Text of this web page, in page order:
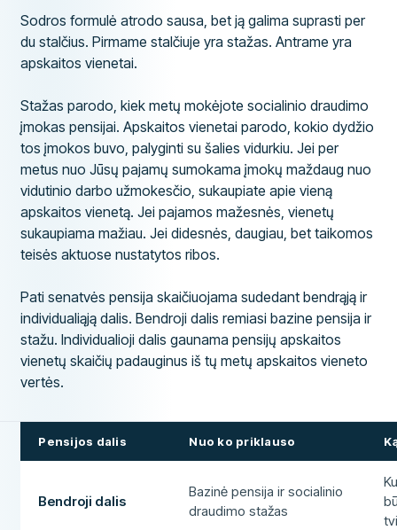
Sodros formulė atrodo sausa, bet ją galima suprasti per
du stalčius. Pirmame stalčiuje yra stažas. Antrame yra
apskaitos vienetai.
Stažas parodo, kiek metų mokėjote socialinio draudimo
įmokas pensijai. Apskaitos vienetai parodo, kokio dydžio
tos įmokos buvo, palyginti su šalies vidurkiu. Jei per
metus nuo Jūsų pajamų sumokama įmokų maždaug nuo
vidutinio darbo užmokesčio, sukaupiate apie vieną
apskaitos vienetą. Jei pajamos mažesnės, vienetų
sukaupiama mažiau. Jei didesnės, daugiau, bet taikomos
teisės aktuose nustatytos ribos.
Pati senatvės pensija skaičiuojama sudedant bendrąją ir
individualiąją dalis. Bendroji dalis remiasi bazine pensija ir
stažu. Individualioji dalis gaunama pensijų apskaitos
vienetų skaičių padauginus iš tų metų apskaitos vieneto
vertės.
Pensijos dalis Nuo ko priklauso
Bendroji dalis
Bazinė pensija ir socialinio
draudimo stažas